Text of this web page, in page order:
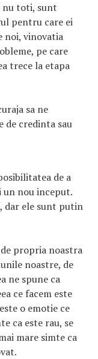
nu toti, sunt
pentru care ei
noi, vinovatia
pe care
trece la etapa
sa ne
de credinta sau
de a
nou inceput.
dar ele sunt putin
de propria noastra
noastre, de
ne spune ca
ce facem este
o emotie ce
ca este rau, se
mare simte ca